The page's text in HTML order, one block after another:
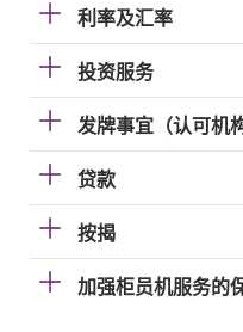
利率及汇率
投资服务
发牌事宜（认可机
贷款
按揭
加强柜员机服务的